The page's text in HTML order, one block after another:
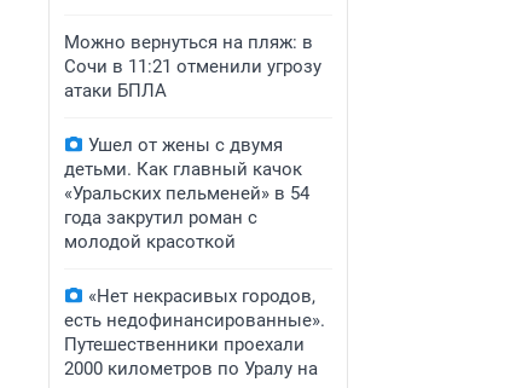
Можно вернуться на пляж: в
Сочи в 11:21 отменили угрозу
атаки БПЛА
Ушел от жены с двумя
детьми. Как главный качок
«Уральских пельменей» в 54
года закрутил роман с
молодой красоткой
«Нет некрасивых городов,
есть недофинансированные».
Путешественники проехали
2000 километров по Уралу на